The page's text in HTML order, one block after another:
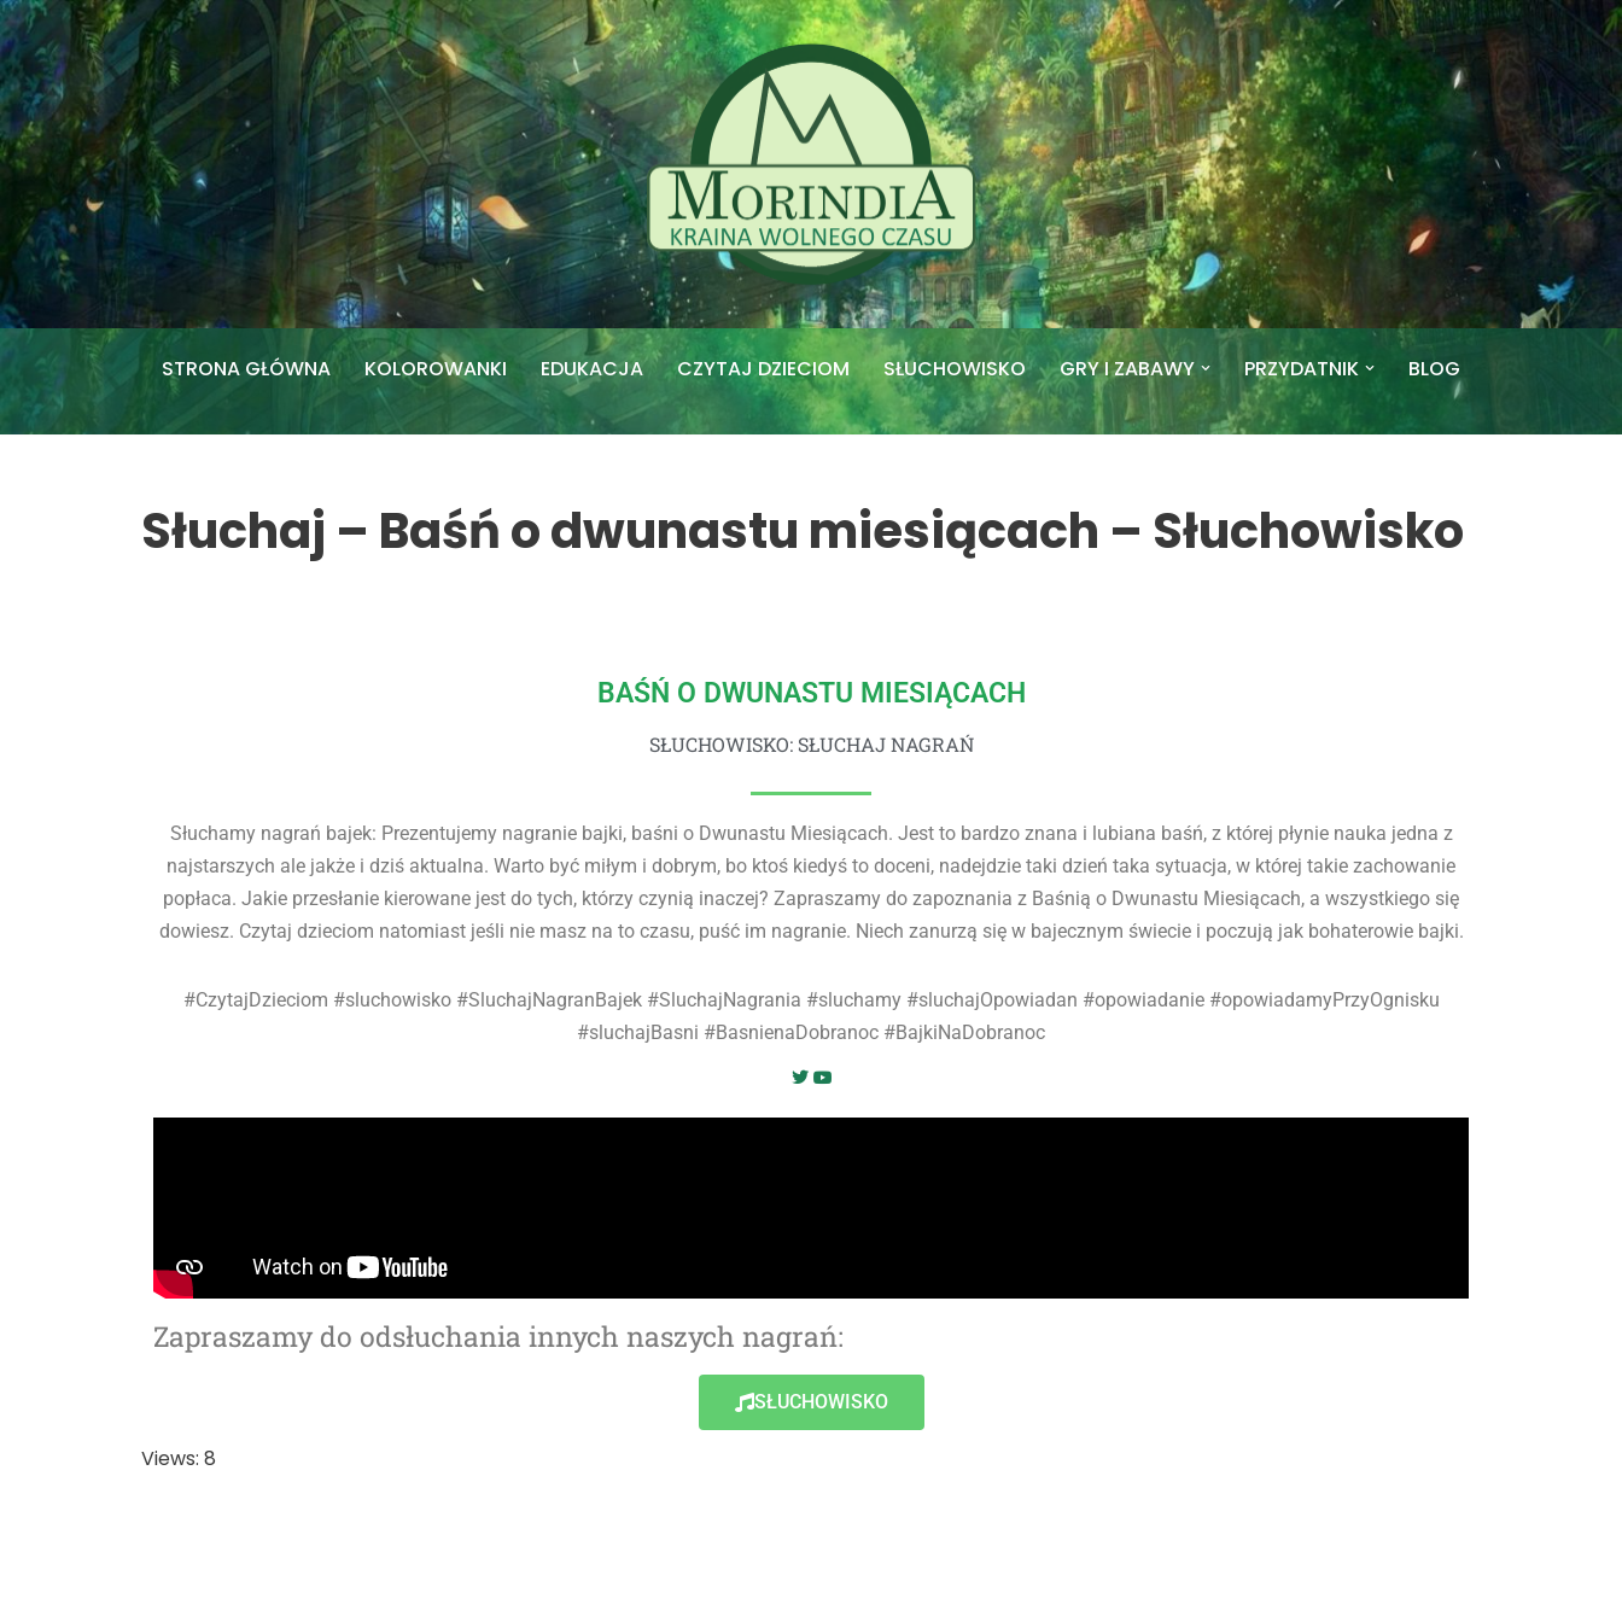
Przejdź
do
treści
STRONA GŁÓWNA KOLOROWANKI EDUKACJA CZYTAJ DZIECIOM SŁUCHOWISKO GRY I ZABAWY PRZYDATNIK BLOG
Słuchaj – Baśń o dwunastu miesiącach – Słuchowisko
BAŚŃ O DWUNASTU MIESIĄCACH
SŁUCHOWISKO: SŁUCHAJ NAGRAŃ
Słuchamy nagrań bajek: Prezentujemy nagranie bajki, baśni o Dwunastu Miesiącach. Jest to bardzo znana i lubiana baśń, z której płynie nauka jedna z
najstarszych ale jakże i dziś aktualna. Warto być miłym i dobrym, bo ktoś kiedyś to doceni, nadejdzie taki dzień taka sytuacja, w której takie zachowanie
popłaca. Jakie przesłanie kierowane jest do tych, którzy czynią inaczej? Zapraszamy do zapoznania z Baśnią o Dwunastu Miesiącach, a wszystkiego się
dowiesz. Czytaj dzieciom natomiast jeśli nie masz na to czasu, puść im nagranie. Niech zanurzą się w bajecznym świecie i poczują jak bohaterowie bajki.
#CzytajDzieciom #sluchowisko #SluchajNagranBajek #SluchajNagrania #sluchamy #sluchajOpowiadan #opowiadanie #opowiadamyPrzyOgnisku
#sluchajBasni #BasnienaDobranoc #BajkiNaDobranoc
Zapraszamy do odsłuchania innych naszych nagrań:
SŁUCHOWISKO
Views: 8